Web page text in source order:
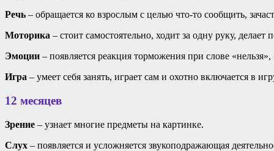
Речь – обращается ко взрослым с целью что-то сообщить,
Моторика – стоит самостоятельно, ходит за одну руку,
Эмоции – появляется реакция торможения при слове
Игра – умеет себя занять, играет сам и охотно включается в
12 месяцев
Зрение – узнает многие предметы на картинке.
Слух – появляется и усложняется звукоподражающая